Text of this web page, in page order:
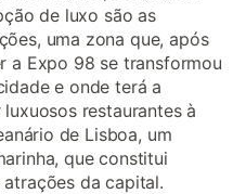
de luxo são as
uma zona que, após
a Expo 98 se transformou
e onde terá a
restaurantes à
de Lisboa, um
que constitui
da capital.